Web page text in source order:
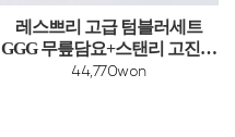
레스쁘리 고급 텀블러세트
GGG 무릎담요+스탠리 고진공
슬림 보틀
44,770won